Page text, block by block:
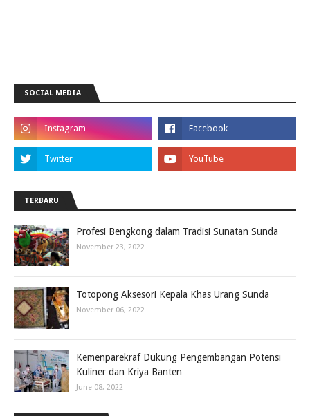
SOCIAL MEDIA
TERBARU
Profesi Bengkong dalam Tradisi Sunatan Sunda
November 23, 2022
Totopong Aksesori Kepala Khas Urang Sunda
November 06, 2022
Kemenparekraf Dukung Pengembangan Potensi
Kuliner dan Kriya Banten
June 08, 2022